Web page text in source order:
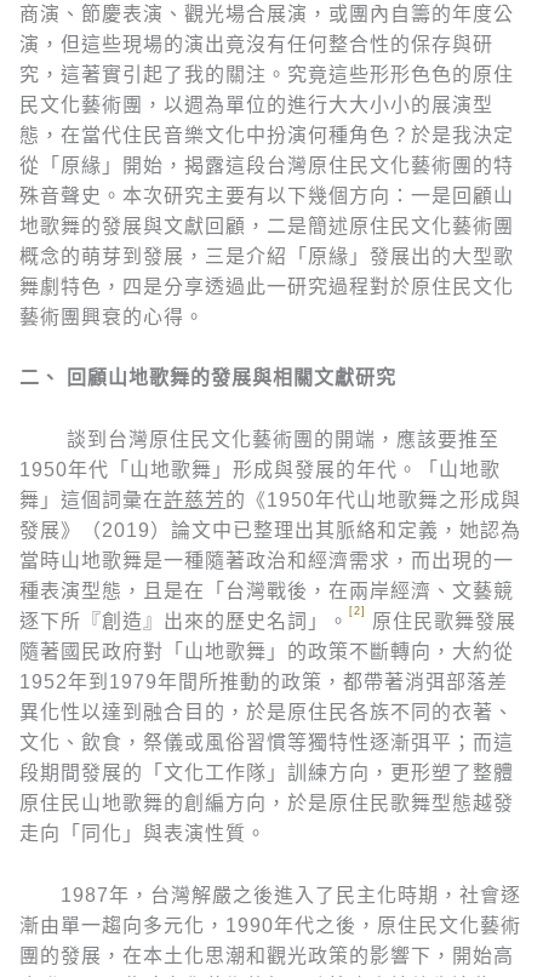
商演、節慶表演、觀光場合展演，或團內自籌的年度公
演，但這些現場的演出竟沒有任何整合性的保存與研
究，這著實引起了我的關注。究竟這些形形色色的原住
民文化藝術團，以週為單位的進行大大小小的展演型
態，在當代住民音樂文化中扮演何種角色？於是我決定
從「原緣」開始，揭露這段台灣原住民文化藝術團的特
殊音聲史。本次研究主要有以下幾個方向：一是回顧山
地歌舞的發展與文獻回顧，二是簡述原住民文化藝術團
概念的萌芽到發展，三是介紹「原緣」發展出的大型歌
舞劇特色，四是分享透過此一研究過程對於原住民文化
藝術團興衰的心得。
二、 回顧山地歌舞的發展與相關文獻研究
談到台灣原住民文化藝術團的開端，應該要推至
1950年代「山地歌舞」形成與發展的年代。「山地歌
舞」這個詞彙在許慈芳的《1950年代山地歌舞之形成與
發展》（2019）論文中已整理出其脈絡和定義，她認為
當時山地歌舞是一種隨著政治和經濟需求，而出現的一
種表演型態，且是在「台灣戰後，在兩岸經濟、文藝競
逐下所『創造』出來的歷史名詞」。
[2]
原住民歌舞發展
隨著國民政府對「山地歌舞」的政策不斷轉向，大約從
1952年到1979年間所推動的政策，都帶著消弭部落差
異化性以達到融合目的，於是原住民各族不同的衣著、
文化、飲食，祭儀或風俗習慣等獨特性逐漸弭平；而這
段期間發展的「文化工作隊」訓練方向，更形塑了整體
原住民山地歌舞的創編方向，於是原住民歌舞型態越發
走向「同化」與表演性質。
1987年，台灣解嚴之後進入了民主化時期，社會逐
漸由單一趨向多元化，1990年代之後，原住民文化藝術
團的發展，在本土化思潮和觀光政策的影響下，開始高